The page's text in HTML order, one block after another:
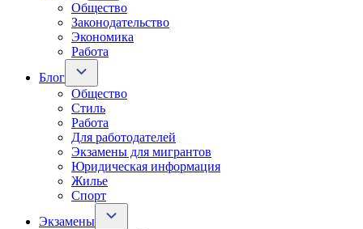
Общество
Законодательство
Экономика
Работа
Блог
Общество
Стиль
Работа
Для работодателей
Экзамены для мигрантов
Юридическая информация
Жилье
Спорт
Экзамены